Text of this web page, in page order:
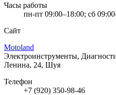
Часы работы
пн-пт 09:00–18:00; сб
Сайт
Motoland
Электроинструменты,
Ленина, 24, Шуя
Телефон
+7 (920) 350-98-46